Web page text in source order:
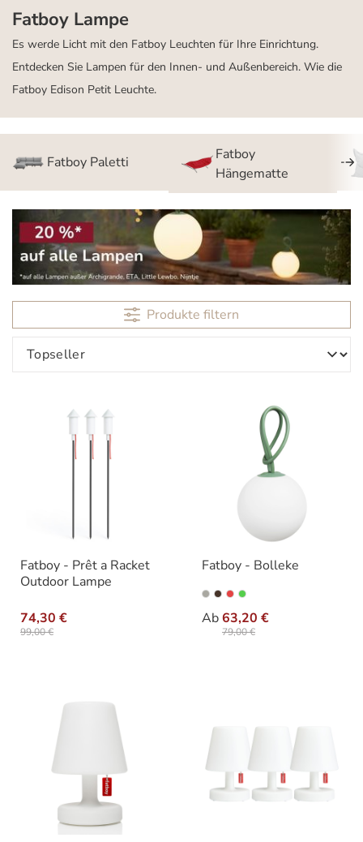
Fatboy Lampe
Es werde Licht mit den Fatboy Leuchten für Ihre Einrichtung.
Entdecken Sie Lampen für den Innen- und Außenbereich. Wie die
Fatboy Edison Petit Leuchte.
Fatboy Paletti
Fatboy
Hängematte
Produkte filtern
Fatboy - Prêt a Racket
Outdoor Lampe
74,30 €
99,00 €
Fatboy - Bolleke
Ab63,20 €
79,00 €
Ausführung